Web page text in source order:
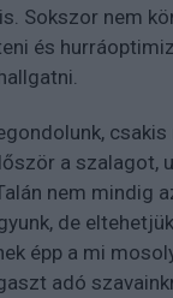
Sokszor nem
és
a szalagot,
nem mindig
de
épp a mi
adó